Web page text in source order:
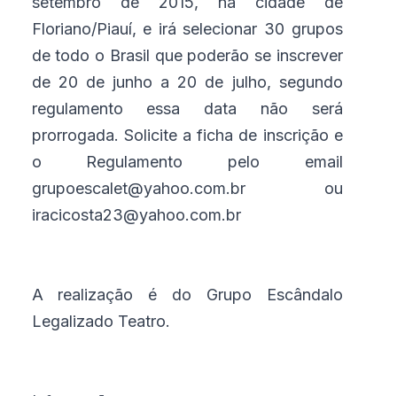
Floriano/Piauí, e irá selecionar 30 grupos
de todo o Brasil que poderão se inscrever
de 20 de junho a 20 de julho, segundo
regulamento essa data não será
prorrogada. Solicite a ficha de inscrição e
o Regulamento pelo email
grupoescalet@yahoo.com.br ou
iracicosta23@yahoo.com.br
A realização é do Grupo Escândalo
Legalizado Teatro.